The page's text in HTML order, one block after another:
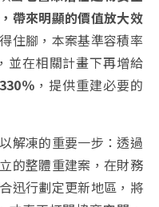
帶來明顯的價值放大效
住腳，本案基準容積率
並在相關計畫下再增給
％ ，提供重建必要的
解凍的重要一步：透過
的整體重建案，在財務
迅行劃定更新地區，將